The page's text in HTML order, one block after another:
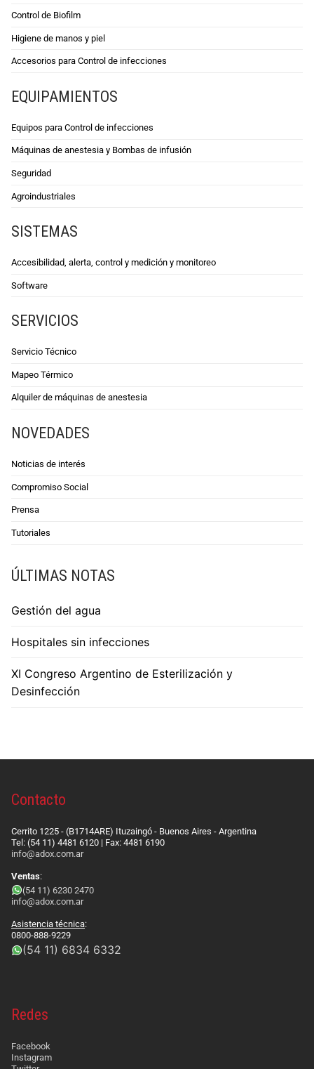
Control de Biofilm
Higiene de manos y piel
Accesorios para Control de infecciones
EQUIPAMIENTOS
Equipos para Control de infecciones
Máquinas de anestesia y Bombas de infusión
Seguridad
Agroindustriales
SISTEMAS
Accesibilidad, alerta, control y medición y monitoreo
Software
SERVICIOS
Servicio Técnico
Mapeo Térmico
Alquiler de máquinas de anestesia
NOVEDADES
Noticias de interés
Compromiso Social
Prensa
Tutoriales
ÚLTIMAS NOTAS
Gestión del agua
Hospitales sin infecciones
XI Congreso Argentino de Esterilización y
Desinfección
Contacto
Cerrito 1225 - (B1714ARE) Ituzaingó - Buenos Aires - Argentina
Tel: (54 11) 4481 6120 | Fax: 4481 6190
info@adox.com.ar
Ventas:
(54 11) 6230 2470
info@adox.com.ar
Asistencia técnica:
0800-888-9229
(54 11) 6834 6332
Redes
Facebook
Instagram